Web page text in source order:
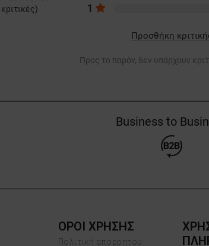
κριτικές) 1
Προσθήκη
Προς το παρόν, δεν υπάρχουν
Business to
ΟΡΟΙ ΧΡΗΣΗΣ
Πολιτική απορρήτου